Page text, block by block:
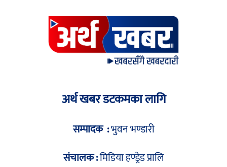
अर्थ खबर डटकमका लागि
सम्पादक :भुवन भण्डारी
संचालक :मिडिया हण्ड्रेड प्रालि